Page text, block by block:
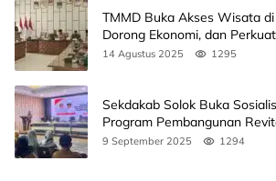
TMMD Buka Akses Wisata
Dorong Ekonomi, dan
14 Agustus 2025 1295
Sekdakab Solok Buka
Program Pembangunan
Pendidikan
9 September 2025 1294